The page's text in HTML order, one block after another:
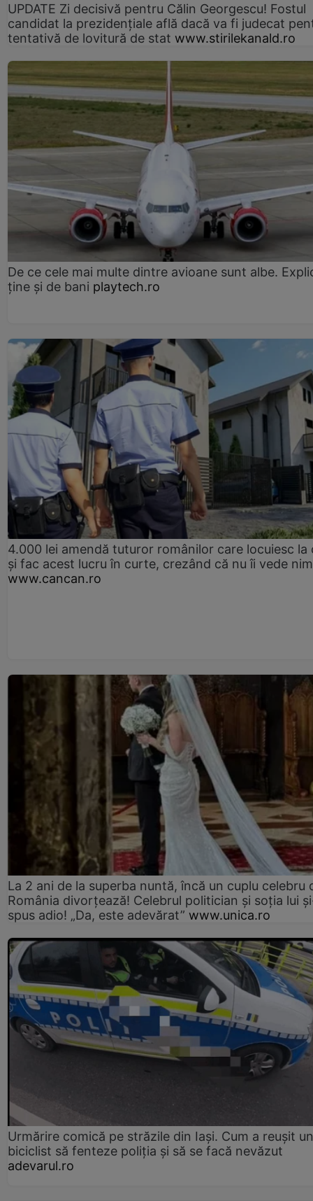
UPDATE Zi decisivă pentru Călin Georgescu! Fostul
candidat la prezidențiale află dacă va fi judecat
tentativă de lovitură de stat www.stirilekanald.ro
De ce cele mai multe dintre avioane sunt albe.
ține și de bani playtech.ro
4.000 lei amendă tuturor românilor care locuiesc la
și fac acest lucru în curte, crezând că nu îi vede
www.cancan.ro
La 2 ani de la superba nuntă, încă un cuplu celebru
România divorțează! Celebrul politician și soția lui
spus adio! „Da, este adevărat” www.unica.ro
Urmărire comică pe străzile din Iași. Cum a reușit un
biciclist să fenteze poliția și să se facă nevăzut
adevarul.ro